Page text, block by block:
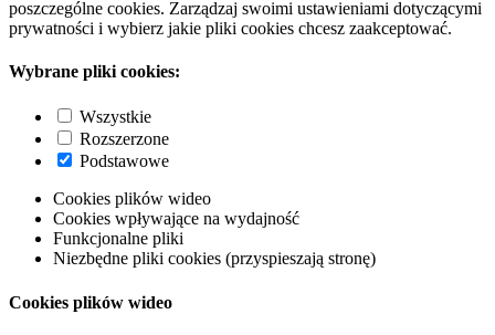
poszczególne cookies. Zarządzaj swoimi ustawieniami dotyczącymi
prywatności i wybierz jakie pliki cookies chcesz zaakceptować.
Wybrane pliki cookies:
Wszystkie
Rozszerzone
Podstawowe
Cookies plików wideo
Cookies wpływające na wydajność
Funkcjonalne pliki
Niezbędne pliki cookies (przyspieszają stronę)
Cookies plików wideo